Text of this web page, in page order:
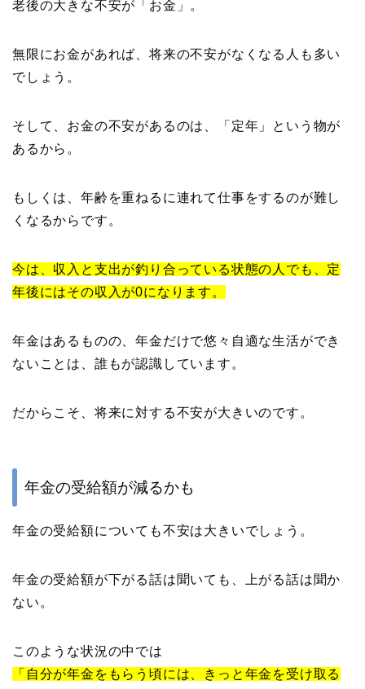
老後の大きな不安が「お金」。
無限にお金があれば、将来の不安がなくなる人も多い
でしょう。
そして、お金の不安があるのは、「定年」という物が
あるから。
もしくは、年齢を重ねるに連れて仕事をするのが難し
くなるからです。
今は、収入と支出が釣り合っている状態の人でも、定
年後にはその収入が0になります。
年金はあるものの、年金だけで悠々自適な生活ができ
ないことは、誰もが認識しています。
だからこそ、将来に対する不安が大きいのです。
年金の受給額が減るかも
年金の受給額についても不安は大きいでしょう。
年金の受給額が下がる話は聞いても、上がる話は聞か
ない。
このような状況の中では
「自分が年金をもらう頃には、きっと年金を受け取る